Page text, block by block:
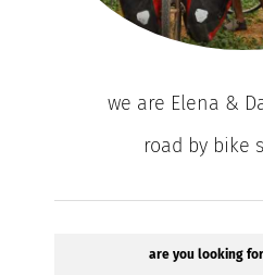
we are Elena &
road by bike
are you looking